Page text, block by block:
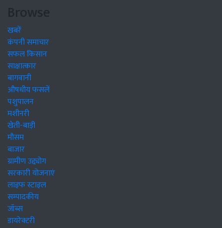
Browse
खबरें
कंपनी समाचार
सफल किसान
साक्षात्कार
बागवानी
औषधीय फसलें
पशुपालन
मशीनरी
खेती-बाड़ी
मौसम
बाजार
ग्रामीण उद्द्योग
सरकारी योजनाएं
लाइफ स्टाइल
सम्पादकीय
जॉब्स
डायरेक्टरी